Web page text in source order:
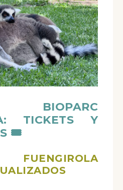
BIOPARC
TICKETS Y
🎟